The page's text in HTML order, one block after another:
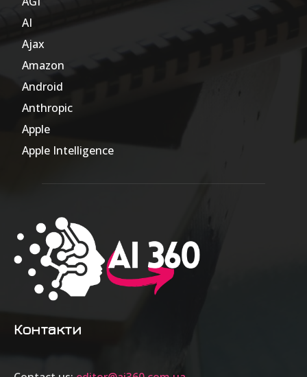
AI
Ajax
Amazon
Android
Anthropic
Apple
Apple Intelligence
Контакти